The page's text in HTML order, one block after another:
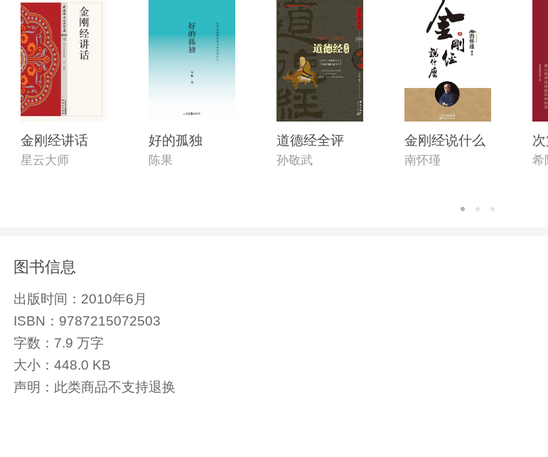
金刚经讲话
星云大师
好的孤独
陈果
道德经全评
孙敬武
金刚经说什么
南怀瑾 希
图书信息
出版时间： 2010年6月
ISBN： 9787215072503
字数： 7.9 万字
大小： 448.0 KB
声明： 此类商品不支持退换